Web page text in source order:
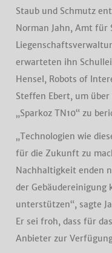
Staub und Schmutz
Norman Jahn, Amt für
erwarteten ihn
Hensel, Robots of
Steffen Ebert, um
„Sparkoz TN10“ zu
„Technologien wie
für die Zukunft zu
Nachhaltigkeit enden
der Gebäudereinigung
unterstützen“, sagte
Er sei froh, dass für
Anbieter zur